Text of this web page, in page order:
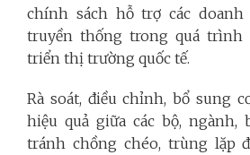
chính sách hỗ trợ các
truyền thống trong quá trình
triển thị trường quốc tế.
Rà soát, điều chỉnh, bổ sung
hiệu quả giữa các bộ, ngành,
tránh chồng chéo, trùng lặp